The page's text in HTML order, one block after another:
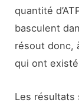
quantité
basculent
résout donc,
qui ont existé
Les résultats